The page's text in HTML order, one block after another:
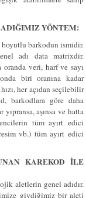
YÖNTEM:
barkodun ismidir.
adı data matrixdir.
veri, harf ve sayı
biri oranına kadar
her açıdan seçilebilir
barkodlara göre daha
aşınsa ve hatta
tüm ayırt edici
vb.) tüm ayırt edici
KAREKOD ILE
aletlerin genel adıdır.
giydiğimiz bir aleti